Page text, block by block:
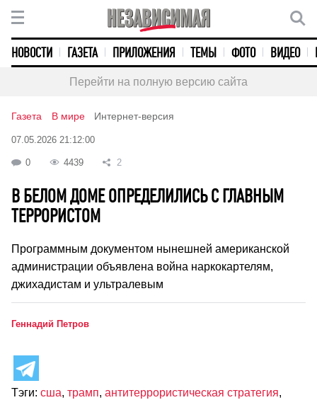
НОВОСТИ ГАЗЕТА ПРИЛОЖЕНИЯ ТЕМЫ ФОТО ВИДЕО
Перейти на полную версию сайта
Газета В мире Интернет-версия
07.05.2026 21:12:00
0 4439 2
В БЕЛОМ ДОМЕ ОПРЕДЕЛИЛИСЬ С ГЛАВНЫМ
ТЕРРОРИСТОМ
Программным документом нынешней американской
администрации объявлена война наркокартелям,
джихадистам и ультралевым
Геннадий Петров
Тэги: сша, трамп, антитеррористическая стратегия,